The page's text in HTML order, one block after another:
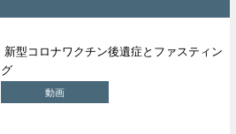
新型コロナワクチン後遺症とファスティン
グ
動画